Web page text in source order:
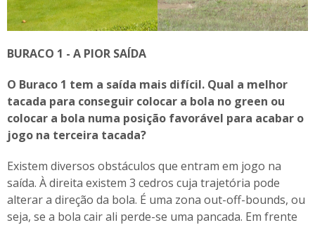
BURACO 1 - A PIOR SAÍDA
O Buraco 1 tem a saída mais difícil. Qual a melhor
tacada para conseguir colocar a bola no green ou
colocar a bola numa posição favorável para acabar o
jogo na terceira tacada?
Existem diversos obstáculos que entram em jogo na
saída. À direita existem 3 cedros cuja trajetória pode
alterar a direção da bola. É uma zona out-off-bounds, ou
seja, se a bola cair ali perde-se uma pancada. Em frente